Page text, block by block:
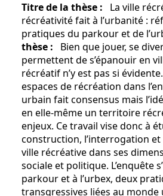
Titre de la thèse :
La ville
récréativité fait à l’urbanité :
pratiques du parkour et de
thèse :
Bien que jouer, se
permettent de s’épanouir en
récréatif n’y est pas si
espaces de récréation dans
urbain fait consensus mais
en elle-même un territoire
enjeux. Ce travail vise donc à
construction, l’interrogation
ville récréative dans ses
sociale et politique. L’enquête
parkour et à l’urbex, deux
transgressives liées au monde